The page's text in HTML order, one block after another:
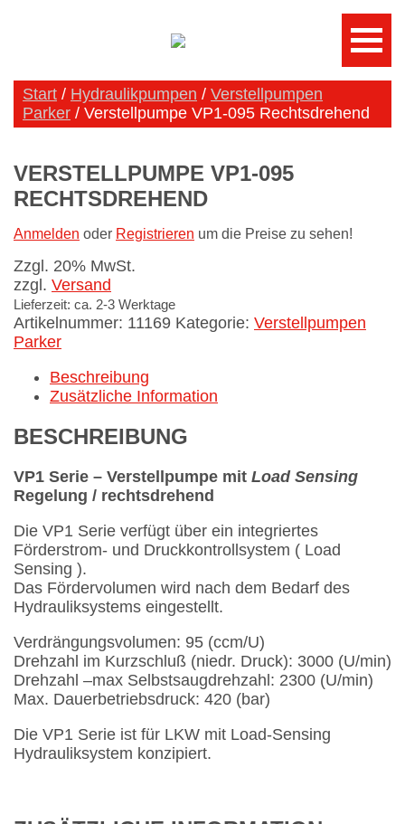
Start / Hydraulikpumpen / Verstellpumpen
Parker / Verstellpumpe VP1-095 Rechtsdrehend
VERSTELLPUMPE VP1-095
RECHTSDREHEND
Anmelden oder Registrieren um die Preise zu sehen!
Zzgl. 20% MwSt.
zzgl. Versand
Lieferzeit: ca. 2-3 Werktage
Artikelnummer: 11169 Kategorie: Verstellpumpen
Parker
Beschreibung
Zusätzliche Information
BESCHREIBUNG
VP1 Serie – Verstellpumpe mit Load Sensing
Regelung / rechtsdrehend
Die VP1 Serie verfügt über ein integriertes
Förderstrom- und Druckkontrollsystem ( Load
Sensing ).
Das Fördervolumen wird nach dem Bedarf des
Hydrauliksystems eingestellt.
Verdrängungsvolumen: 95 (ccm/U)
Drehzahl im Kurzschluß (niedr. Druck): 3000 (U/min)
Drehzahl –max Selbstsaugdrehzahl: 2300 (U/min)
Max. Dauerbetriebsdruck: 420 (bar)
Die VP1 Serie ist für LKW mit Load-Sensing
Hydrauliksystem konzipiert.